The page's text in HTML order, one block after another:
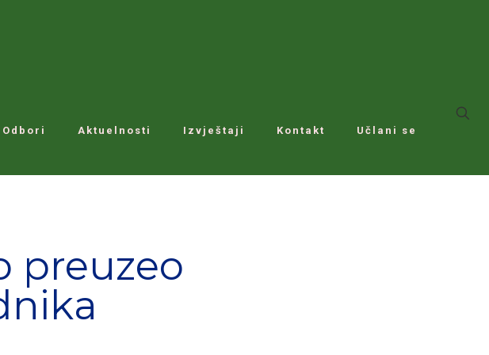
Odbori Aktuelnosti Izvještaji Kontakt Učlani se
preuzeo